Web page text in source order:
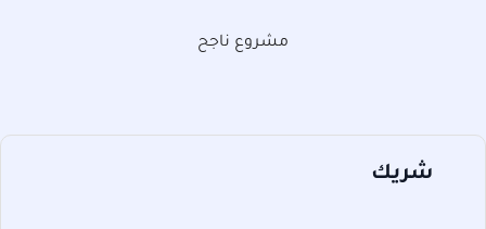
مشروع ناجح
شريك